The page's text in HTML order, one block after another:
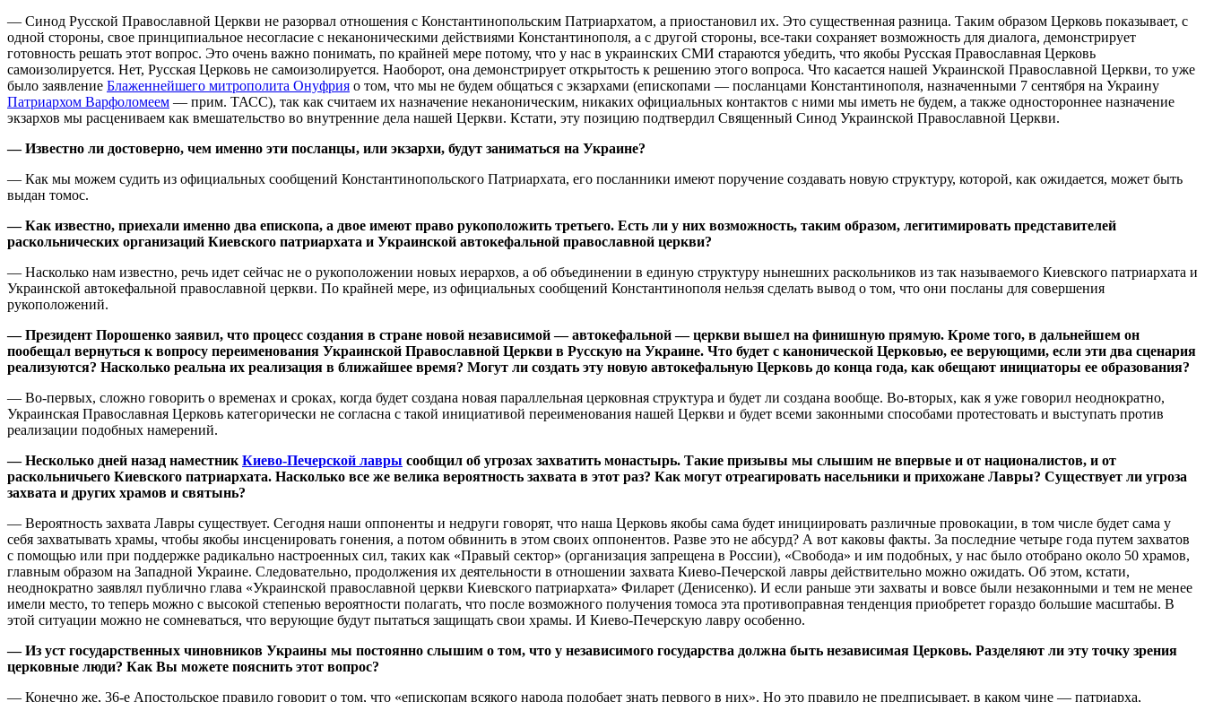
— Синод Русской Православной Церкви не разорвал отношения с Константинопольским Патриархатом, а приостановил их. Это существенная разница. Таким образом Церковь показывает, с
одной стороны, свое принципиальное несогласие с неканоническими действиями Константинополя, а с другой стороны, все-таки сохраняет возможность для диалога, демонстрирует
готовность решать этот вопрос. Это очень важно понимать, по крайней мере потому, что у нас в украинских СМИ стараются убедить, что якобы Русская Православная Церковь
самоизолируется. Нет, Русская Церковь не самоизолируется. Наоборот, она демонстрирует открытость к решению этого вопроса. Что касается нашей Украинской Православной Церкви, то уже
было заявление Блаженнейшего митрополита Онуфрия о том, что мы не будем общаться с экзархами (епископами — посланцами Константинополя, назначенными 7 сентября на Украину
Патриархом Варфоломеем — прим. ТАСС), так как считаем их назначение неканоническим, никаких официальных контактов с ними мы иметь не будем, а также одностороннее назначение
экзархов мы расцениваем как вмешательство во внутренние дела нашей Церкви. Кстати, эту позицию подтвердил Священный Синод Украинской Православной Церкви.
— Известно ли достоверно, чем именно эти посланцы, или экзархи, будут заниматься на Украине?
— Как мы можем судить из официальных сообщений Константинопольского Патриархата, его посланники имеют поручение создавать новую структуру, которой, как ожидается, может быть
выдан томос.
— Как известно, приехали именно два епископа, а двое имеют право рукоположить третьего. Есть ли у них возможность, таким образом, легитимировать представителей
раскольнических организаций Киевского патриархата и Украинской автокефальной православной церкви?
— Насколько нам известно, речь идет сейчас не о рукоположении новых иерархов, а об объединении в единую структуру нынешних раскольников из так называемого Киевского патриархата и
Украинской автокефальной православной церкви. По крайней мере, из официальных сообщений Константинополя нельзя сделать вывод о том, что они посланы для совершения
рукоположений.
— Президент Порошенко заявил, что процесс создания в стране новой независимой — автокефальной — церкви вышел на финишную прямую. Кроме того, в дальнейшем он
пообещал вернуться к вопросу переименования Украинской Православной Церкви в Русскую на Украине. Что будет с канонической Церковью, ее верующими, если эти два сценария
реализуются? Насколько реальна их реализация в ближайшее время? Могут ли создать эту новую автокефальную Церковь до конца года, как обещают инициаторы ее образования?
— Во-первых, сложно говорить о временах и сроках, когда будет создана новая параллельная церковная структура и будет ли создана вообще. Во-вторых, как я уже говорил неоднократно,
Украинская Православная Церковь категорически не согласна с такой инициативой переименования нашей Церкви и будет всеми законными способами протестовать и выступать против
реализации подобных намерений.
— Несколько дней назад наместник Киево-Печерской лавры сообщил об угрозах захватить монастырь. Такие призывы мы слышим не впервые и от националистов, и от
раскольничьего Киевского патриархата. Насколько все же велика вероятность захвата в этот раз? Как могут отреагировать насельники и прихожане Лавры? Существует ли угроза
захвата и других храмов и святынь?
— Вероятность захвата Лавры существует. Сегодня наши оппоненты и недруги говорят, что наша Церковь якобы сама будет инициировать различные провокации, в том числе будет сама у
себя захватывать храмы, чтобы якобы инсценировать гонения, а потом обвинить в этом своих оппонентов. Разве это не абсурд? А вот каковы факты. За последние четыре года путем захватов
с помощью или при поддержке радикально настроенных сил, таких как «Правый сектор» (организация запрещена в России), «Свобода» и им подобных, у нас было отобрано около 50 храмов,
главным образом на Западной Украине. Следовательно, продолжения их деятельности в отношении захвата Киево-Печерской лавры действительно можно ожидать. Об этом, кстати,
неоднократно заявлял публично глава «Украинской православной церкви Киевского патриархата» Филарет (Денисенко). И если раньше эти захваты и вовсе были незаконными и тем не менее
имели место, то теперь можно с высокой степенью вероятности полагать, что после возможного получения томоса эта противоправная тенденция приобретет гораздо большие масштабы. В
этой ситуации можно не сомневаться, что верующие будут пытаться защищать свои храмы. И Киево-Печерскую лавру особенно.
— Из уст государственных чиновников Украины мы постоянно слышим о том, что у независимого государства должна быть независимая Церковь. Разделяют ли эту точку зрения
церковные люди? Как Вы можете пояснить этот вопрос?
— Конечно же, 36-е Апостольское правило говорит о том, что «епископам всякого народа подобает знать первого в них». Но это правило не предписывает, в каком чине — патриарха,